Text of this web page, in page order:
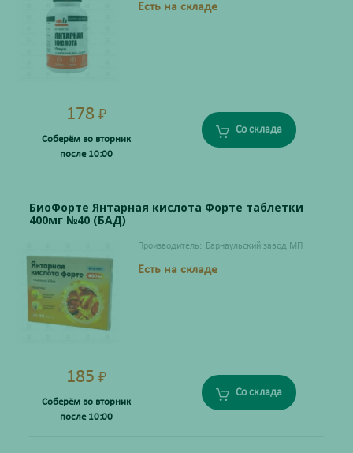
Есть на складе
178 ₽
Соберём во вторник
после 10:00
Со склада
БиоФорте Янтарная кислота Форте таблетки
400мг №40 (БАД)
Производитель: Барнаульский завод МП
Есть на складе
185 ₽
Соберём во вторник
после 10:00
Со склада